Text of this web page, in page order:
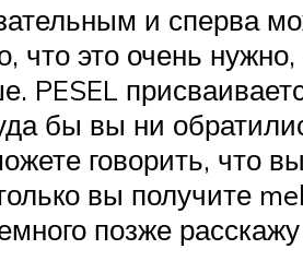
и сперва
что это очень
PESEL
бы вы ни
говорить, что
вы получите
позже